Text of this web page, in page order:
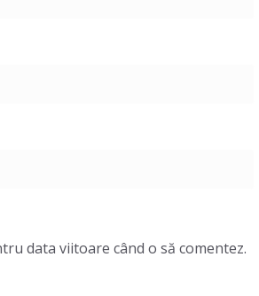
data viitoare când o să comentez.